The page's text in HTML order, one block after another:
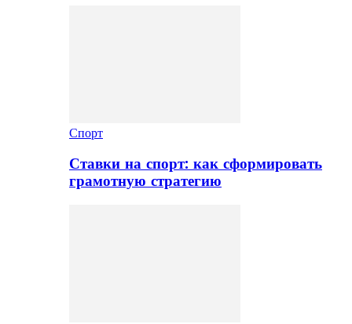
Спорт
Ставки на спорт: как сформировать
грамотную стратегию